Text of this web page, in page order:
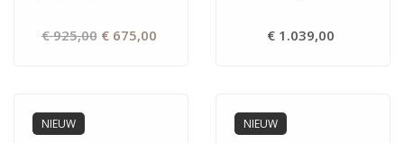
Normale
€ 925,00 € 675,00 € 1.039,00
NIEUW NIEUW